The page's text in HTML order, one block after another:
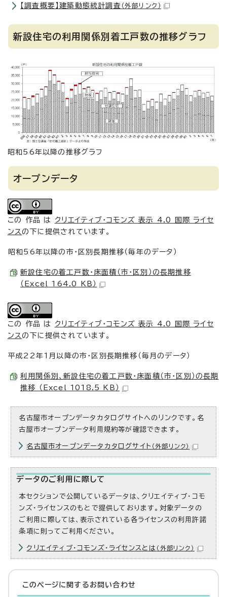
【調査概要】建築動態統計調査 （外部リンク）
新設住宅の利用関係別着工戸数の推移グラフ
昭和56年以降の推移グラフ
オープンデータ
この 作品 は クリエイティブ・コモンズ 表示 4.0 国際 ライセ
ンスの下に提供されています。
昭和56年以降の市・区別長期推移（毎年のデータ）
新設住宅の着工戸数・床面積（市・区別）の長期推移
（Excel 164.0 KB）
この 作品 は クリエイティブ・コモンズ 表示 4.0 国際 ライセ
ンスの下に提供されています。
平成22年1月以降の市・区別長期推移（毎月のデータ）
利用関係別、新設住宅の着工戸数・床面積（市・区別）の長期
推移 （Excel 1018.5 KB）
名古屋市オープンデータカタログサイトへのリンクです。名
古屋市オープンデータ利用規約等が確認できます。
名古屋市オープンデータカタログサイト （外部リンク）
データのご利用に際して
本セクションで公開しているデータは、クリエイティブ・コモ
ンズ・ライセンスのもとで提供しております。対象データの
ご利用に際しては、表示されている各ライセンスの利用許諾
条項に則ってご利用ください。
クリエイティブ・コモンズ・ライセンスとは （外部リンク）
このページに関する お問い合わせ